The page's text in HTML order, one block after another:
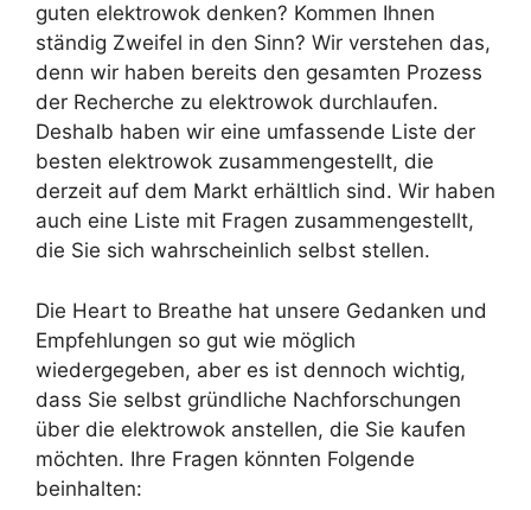
guten elektrowok denken? Kommen Ihnen
ständig Zweifel in den Sinn? Wir verstehen das,
denn wir haben bereits den gesamten Prozess
der Recherche zu elektrowok durchlaufen.
Deshalb haben wir eine umfassende Liste der
besten elektrowok zusammengestellt, die
derzeit auf dem Markt erhältlich sind. Wir haben
auch eine Liste mit Fragen zusammengestellt,
die Sie sich wahrscheinlich selbst stellen.
Die Heart to Breathe hat unsere Gedanken und
Empfehlungen so gut wie möglich
wiedergegeben, aber es ist dennoch wichtig,
dass Sie selbst gründliche Nachforschungen
über die elektrowok anstellen, die Sie kaufen
möchten. Ihre Fragen könnten Folgende
beinhalten: